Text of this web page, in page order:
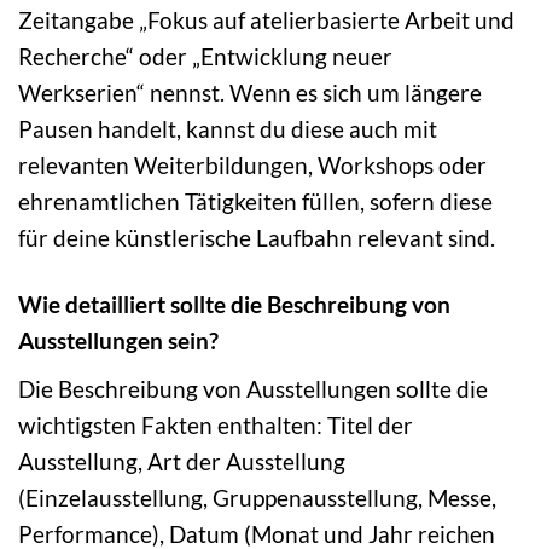
Zeitangabe „Fokus auf atelierbasierte Arbeit und
Recherche“ oder „Entwicklung neuer
Werkserien“ nennst. Wenn es sich um längere
Pausen handelt, kannst du diese auch mit
relevanten Weiterbildungen, Workshops oder
ehrenamtlichen Tätigkeiten füllen, sofern diese
für deine künstlerische Laufbahn relevant sind.
Wie detailliert sollte die Beschreibung von
Ausstellungen sein?
Die Beschreibung von Ausstellungen sollte die
wichtigsten Fakten enthalten: Titel der
Ausstellung, Art der Ausstellung
(Einzelausstellung, Gruppenausstellung, Messe,
Performance), Datum (Monat und Jahr reichen